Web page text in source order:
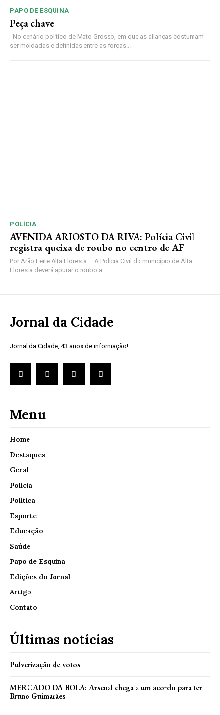
PAPO DE ESQUINA
Peça chave
No cenário político de Mato Grosso, em que as alianças costumam
ser moldadas e definidas entre as forças...
POLÍCIA
AVENIDA ARIOSTO DA RIVA: Polícia Civil
registra queixa de roubo no centro de AF
Por Arão Leite Alta Floresta – A Polícia Civil do município de Alta
Floresta deverá apurar o roubo a...
Jornal da Cidade
Jornal da Cidade, 43 anos de informação!
Menu
Home
Destaques
Geral
Polícia
Política
Esporte
Educação
Saúde
Papo de Esquina
Edições do Jornal
Artigo
Contato
Últimas notícias
Pulverização de votos
MERCADO DA BOLA: Arsenal chega a um acordo para ter
Bruno Guimarães